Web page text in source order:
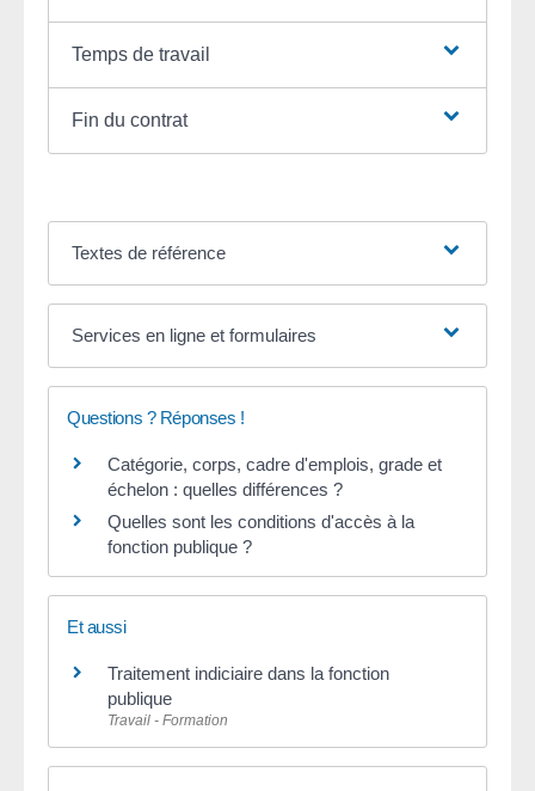
Temps de travail
Fin du contrat
Textes de référence
Services en ligne et formulaires
Questions ? Réponses !
Catégorie, corps, cadre d'emplois, grade et
échelon : quelles différences ?
Quelles sont les conditions d'accès à la
fonction publique ?
Et aussi
Traitement indiciaire dans la fonction
publique
Travail - Formation